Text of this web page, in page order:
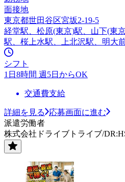
面接地
東京都世田谷区宮坂2-19-5
経堂駅、松原(東京)駅、山下(東
駅、桜上水駅、上北沢駅、明大
シフト
1日8時間 週5日からOK
交通費支給
詳細を見る
応募画面に進む
派遣労働者
株式会社ドライブトライブ/